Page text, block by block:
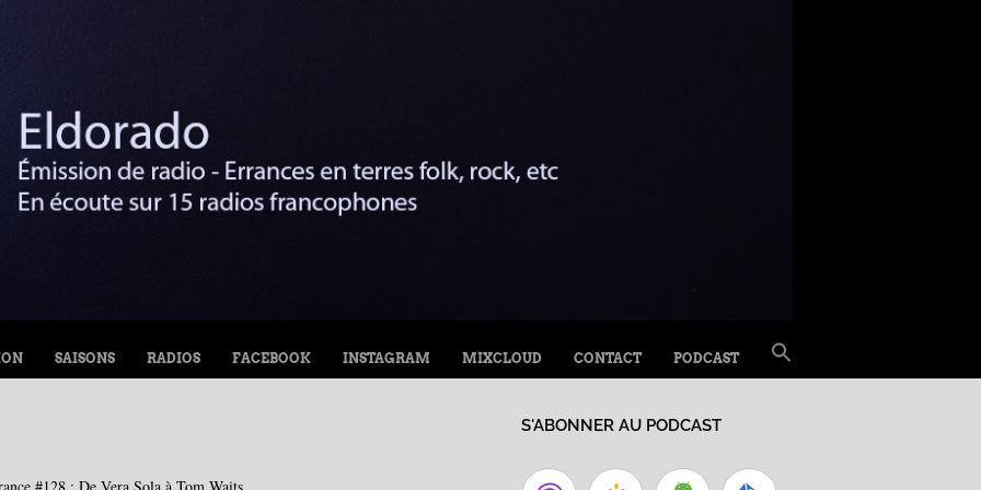
SAISONS RADIOS FACEBOOK INSTAGRAM MIXCLOUD CONTACT PODCAST
FOR:
Search Button
S'ABONNER AU PODCAST